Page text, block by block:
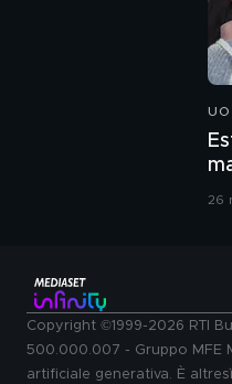
26
Copyright ©1999-2026 RTI
500.000.007 - Gruppo MFE
artificiale generativa. È